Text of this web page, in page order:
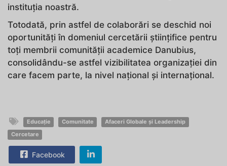
instituția noastră.
Totodată, prin astfel de colaborări se deschid noi
oportunități în domeniul cercetării științifice pentru
toți membrii comunității academice Danubius,
consolidându-se astfel vizibilitatea organizației din
care facem parte, la nivel național și internațional.
Educație Comunitate
Afaceri Globale și Leadership
Cercetare
Facebook